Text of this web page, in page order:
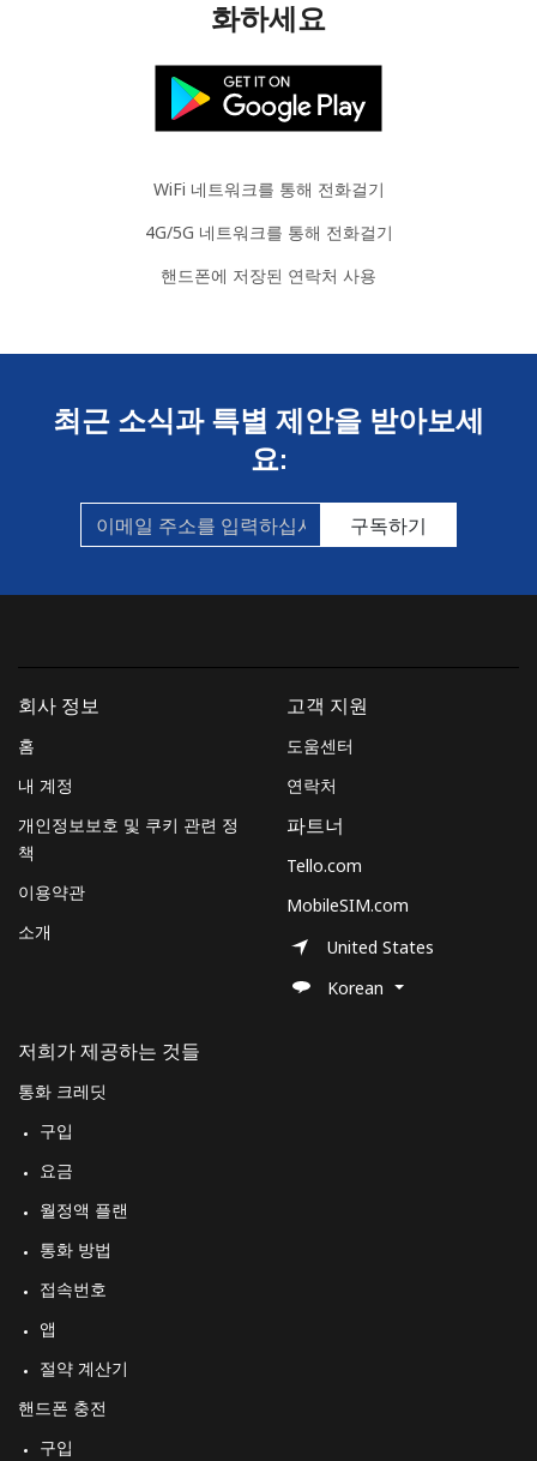
화하세요
WiFi 네트워크를 통해 전화걸기
4G/5G 네트워크를 통해 전화걸기
핸드폰에 저장된 연락처 사용
최근 소식과 특별 제안을 받아보세
요:
구독하기
회사 정보
홈
내 계정
개인정보보호 및 쿠키 관련 정
책
이용약관
소개
저희가 제공하는 것들
통화 크레딧
구입
요금
월정액 플랜
통화 방법
접속번호
앱
절약 계산기
핸드폰 충전
구입
고객 지원
도움센터
연락처
파트너
Tello.com
MobileSIM.com
United States
Korean